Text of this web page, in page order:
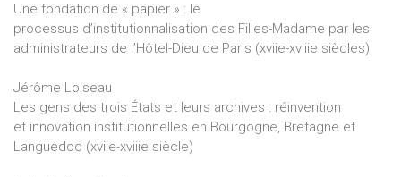
Une fondation de « papier » : le
processus d’institutionnalisation des Filles-Madame par les
administrateurs de l’Hôtel-Dieu de Paris (xviie-xviiie siècles)
Jérôme Loiseau
Les gens des trois États et leurs archives : réinvention
et innovation institutionnelles en Bourgogne, Bretagne et
Languedoc (xviie-xviiie siècle)